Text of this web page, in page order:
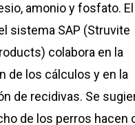
amonio y fosfato. El
sistema SAP (Struvite
colabora en la
de los cálculos y en la
de recidivas. Se
de los perros hacen